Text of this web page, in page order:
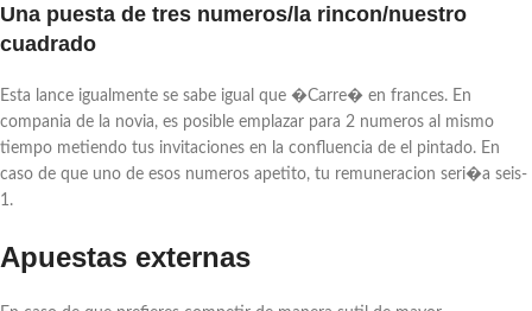
Una puesta de tres numeros/la rincon/nuestro
cuadrado
Esta lance igualmente se sabe igual que �Carre� en frances. En
compania de la novia, es posible emplazar para 2 numeros al mismo
tiempo metiendo tus invitaciones en la confluencia de el pintado. En
caso de que uno de esos numeros apetito, tu remuneracion seri�a seis-
1.
Apuestas externas